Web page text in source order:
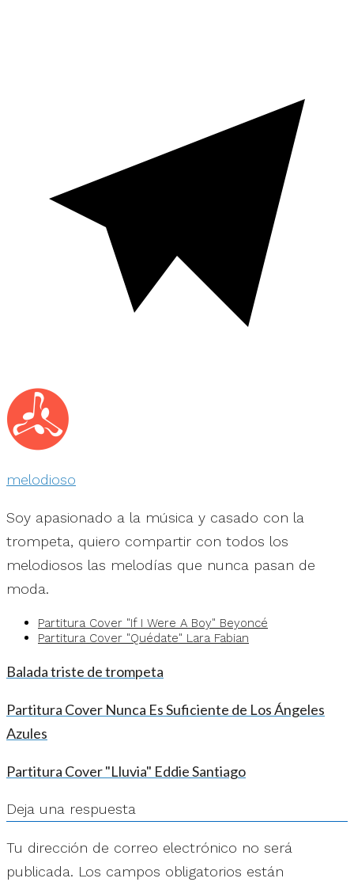
melodioso
Soy apasionado a la música y casado con la
trompeta, quiero compartir con todos los
melodiosos las melodías que nunca pasan de
moda.
Partitura Cover "If I Were A Boy" Beyoncé
Partitura Cover "Quédate" Lara Fabian
Balada triste de trompeta
Partitura Cover Nunca Es Suficiente de Los Ángeles
Azules
Partitura Cover "Lluvia" Eddie Santiago
Deja una respuesta
Tu dirección de correo electrónico no será
publicada. Los campos obligatorios están